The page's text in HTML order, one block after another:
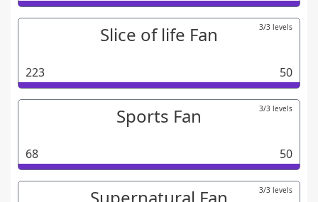
Slice of life Fan 3/3 levels
223 50
Sports Fan 3/3 levels
68 50
3/3 levels